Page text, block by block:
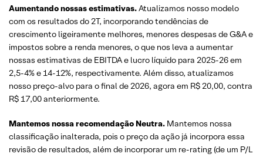
Aumentando nossas estimativas.Atualizamos nosso modelo
com os resultados do 2T, incorporando tendências de
crescimento ligeiramente melhores, menores despesas de G&A e
impostos sobre a renda menores, o que nos leva a aumentar
nossas estimativas de EBITDA e lucro líquido para 2025-26 em
2,5-4% e 14-12%, respectivamente. Além disso, atualizamos
nosso preço-alvo para o final de 2026, agora em R$ 20,00, contra
R$ 17,00 anteriormente.
Mantemos nossa recomendação Neutra. Mantemos nossa
classificação inalterada, pois o preço da ação já incorpora essa
revisão de resultados, além de incorporar um re-rating (de um P/L